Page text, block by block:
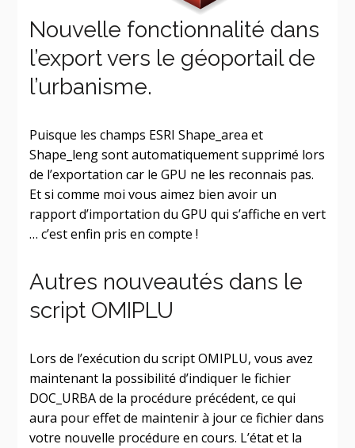
Nouvelle fonctionnalité dans
l’export vers le géoportail de
l’urbanisme.
Puisque les champs ESRI Shape_area et
Shape_leng sont automatiquement supprimé lors
de l’exportation car le GPU ne les reconnais pas.
Et si comme moi vous aimez bien avoir un
rapport d’importation du GPU qui s’affiche en vert
… c’est enfin pris en compte !
Autres nouveautés dans le
script OMIPLU
Lors de l’exécution du script OMIPLU, vous avez
maintenant la possibilité d’indiquer le fichier
DOC_URBA de la procédure précédent, ce qui
aura pour effet de maintenir à jour ce fichier dans
votre nouvelle procédure en cours. L’état et la